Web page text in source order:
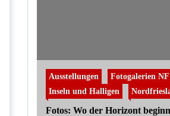
Ausstellungen
Fotogalerien NF
Inseln und Halligen
Fotos: Wo der Horizont